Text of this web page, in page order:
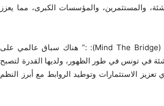
والمستثمرين، والمؤسسات الكبرى، مما يعزز
، رئيس مؤسسة” مايند ذا بريدج (Mind The Bridge): :” هناك سباق عالمي على
في تونس في طور الظهور، ولديها القدرة لتصبح
تعزيز الاستثمارات وتوطيد الروابط مع أبرز النظم